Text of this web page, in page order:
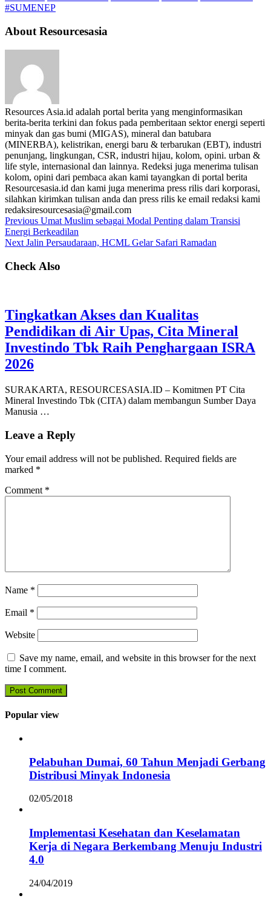
#SUMENEP
About Resourcesasia
Resources Asia.id adalah portal berita yang menginformasikan
berita-berita terkini dan fokus pada pemberitaan sektor energi seperti
minyak dan gas bumi (MIGAS), mineral dan batubara
(MINERBA), kelistrikan, energi baru & terbarukan (EBT), industri
penunjang, lingkungan, CSR, industri hijau, kolom, opini. urban &
life style, internasional dan lainnya. Redeksi juga menerima tulisan
kolom, opini dari pembaca akan kami tayangkan di portal berita
Resourcesasia.id dan kami juga menerima press rilis dari korporasi,
silahkan kirimkan tulisan anda dan press rilis ke email redaksi kami
redaksiresourcesasia@gmail.com
Previous Umat Muslim sebagai Modal Penting dalam Transisi
Energi Berkeadilan
Next Jalin Persaudaraan, HCML Gelar Safari Ramadan
Check Also
Tingkatkan Akses dan Kualitas
Pendidikan di Air Upas, Cita Mineral
Investindo Tbk Raih Penghargaan ISRA
2026
SURAKARTA, RESOURCESASIA.ID – Komitmen PT Cita
Mineral Investindo Tbk (CITA) dalam membangun Sumber Daya
Manusia …
Leave a Reply
Your email address will not be published. Required fields are
marked *
Comment *
Name *
Email *
Website
Save my name, email, and website in this browser for the next
time I comment.
Popular view
Pelabuhan Dumai, 60 Tahun Menjadi Gerbang
Distribusi Minyak Indonesia
02/05/2018
Implementasi Kesehatan dan Keselamatan
Kerja di Negara Berkembang Menuju Industri
4.0
24/04/2019